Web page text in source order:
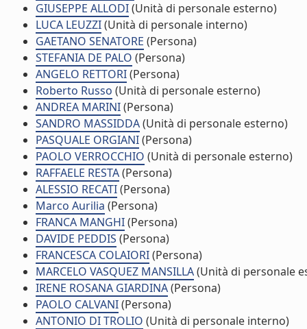
GIUSEPPE ALLODI(Unità di personale esterno)
LUCA LEUZZI(Unità di personale interno)
GAETANO SENATORE (Persona)
STEFANIA DE PALO (Persona)
ANGELO RETTORI(Persona)
Roberto Russo (Unità di personale esterno)
ANDREA MARINI(Persona)
SANDRO MASSIDDA(Unità di personale esterno)
PASQUALE ORGIANI(Persona)
PAOLO VERROCCHIO (Unità di personale esterno)
RAFFAELE RESTA(Persona)
ALESSIO RECATI(Persona)
Marco Aurilia (Persona)
FRANCA MANGHI(Persona)
DAVIDE PEDDIS (Persona)
FRANCESCA COLAIORI(Persona)
MARCELO VASQUEZ MANSILLA(Unità di personale
IRENE ROSANA GIARDINA(Persona)
PAOLO CALVANI(Persona)
ANTONIO DI TROLIO (Unità di personale interno)